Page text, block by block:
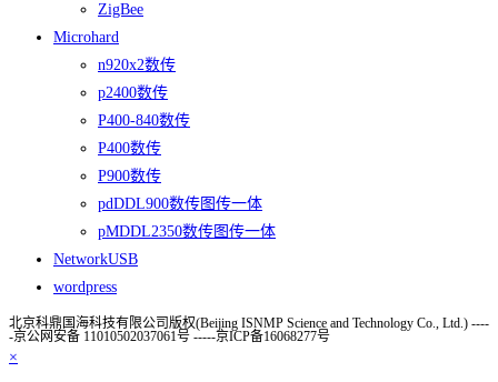
ZigBee
Microhard
n920x2数传
p2400数传
P400-840数传
P400数传
P900数传
pdDDL900数传图传一体
pMDDL2350数传图传一体
NetworkUSB
wordpress
北京科鼎国海科技有限公司版权(Beijing ISNMP Science and Technology Co., Ltd.) ----
-京公网安备 11010502037061号 -----京ICP备16068277号
×